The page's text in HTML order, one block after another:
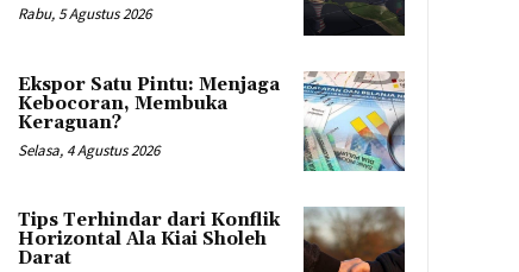
Rabu, 5 Agustus 2026
Ekspor Satu Pintu: Menjaga
Kebocoran, Membuka
Keraguan?
Selasa, 4 Agustus 2026
Tips Terhindar dari Konflik
Horizontal Ala Kiai Sholeh
Darat